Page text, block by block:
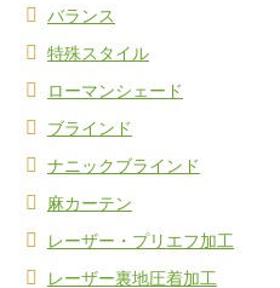
バランス
特殊スタイル
ローマンシェード
ブラインド
ナニックブラインド
麻カーテン
レーザー・プリエフ加工
レーザー裏地圧着加工